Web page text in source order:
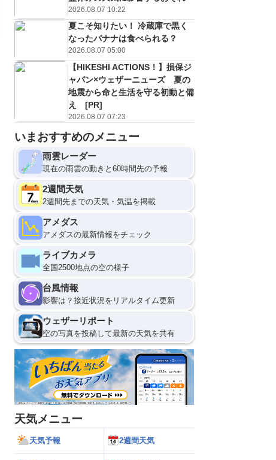
2026.08.07 10:22
夏こそ知りたい！ 冷蔵庫で黒く
なったバナナは食べられる？
2026.08.07 05:00
【HIKESHI ACTIONS！】損保ジ
ャパン×ウェザーニューズ 夏の
地震から命と生活を守る初動と備
え [PR]
2026.08.07 07:23
いまおすすめのメニュー
雨雲レーダー
現在の雨雲の動きと60時間先の予報
2週間天気
2週間先までの天気・気温を掲載
アメダス
アメダスの最新情報をチェック
ライブカメラ
全国2500地点の空の様子
台風情報
影響は？接近状況をリアルタイム更新
ウェザーリポート
空の写真を投稿して最新の天気を共有
天気メニュー
天気予報 2週間天気